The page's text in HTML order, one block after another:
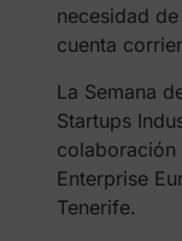
necesidad
cuenta
La Semana
Startups
colaboración
Enterprise
Tenerife.